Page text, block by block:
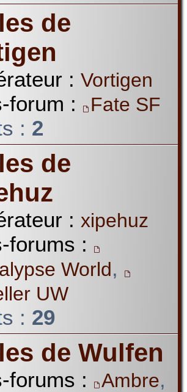
de
: Vortigen
forum : Fate SF
: 2
de
: xipehuz
forums :
World,
UW
: 29
de Wulfen
forums : Ambre,